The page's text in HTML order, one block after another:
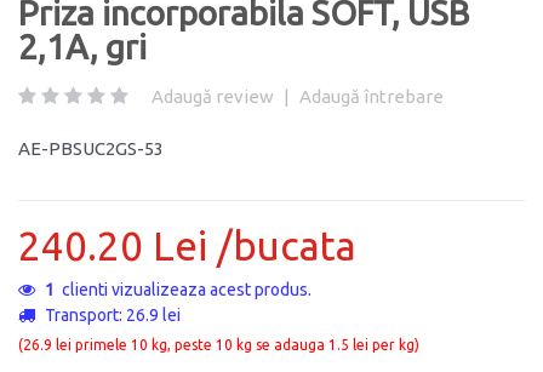
Priza incorporabila SOFT, USB
2,1A, gri
Adaugă review | Adaugă întrebare
AE-PBSUC2GS-53
240.20 Lei /bucata
1 clienti vizualizeaza acest produs.
Transport: 26.9 lei
(26.9 lei primele 10 kg, peste 10 kg se adauga 1.5 lei per kg)